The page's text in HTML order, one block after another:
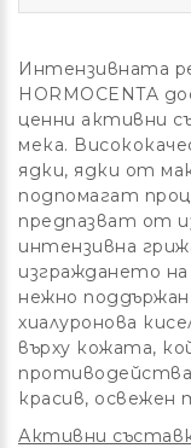
Интензивната
HORMOCENTA
ценни активни
мека.
ядки, ядки от
подпомагат
предпазват от
интензивна
изграждането
нежно
хиалуронова
върху кожата,
противодейства
красив, освежен
Активни